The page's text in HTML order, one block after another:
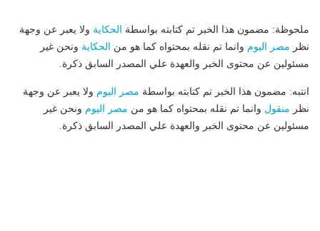
ملحوظة: مضمون هذا الخبر تم كتابته بواسطة الحكاية ولا يعبر عن وجهة
نظر مصر اليوم وانما تم نقله بمحتواه كما هو من الحكاية ونحن غير
مسئولين عن محتوى الخبر والعهدة علي المصدر السابق ذكرة.
انتبه: مضمون هذا الخبر تم كتابته بواسطة مصر اليوم ولا يعبر عن وجهة
نظر منقول وانما تم نقله بمحتواه كما هو من مصر اليوم ونحن غير
مسئولين عن محتوى الخبر والعهدة علي المصدر السابق ذكرة.